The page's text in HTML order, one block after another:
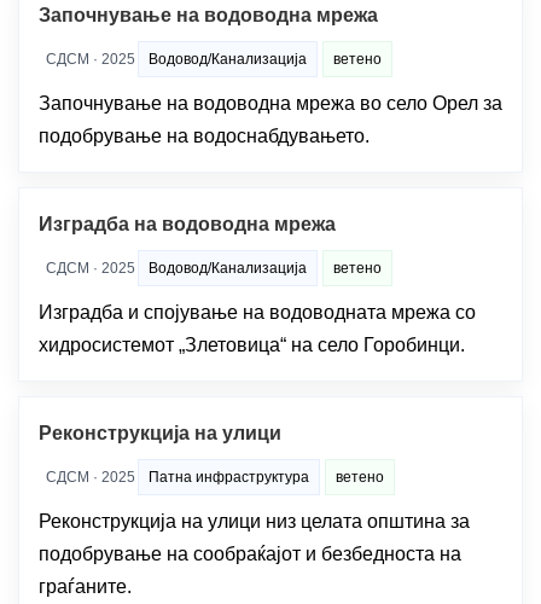
Започнување на водоводна мрежа
СДСМ · 2025 Водовод/Канализација ветено
Започнување на водоводна мрежа во село Орел за
подобрување на водоснабдувањето.
Изградба на водоводна мрежа
СДСМ · 2025 Водовод/Канализација ветено
Изградба и спојување на водоводната мрежа со
хидросистемот „Злетовица“ на село Горобинци.
Реконструкција на улици
СДСМ · 2025 Патна инфраструктура ветено
Реконструкција на улици низ целата општина за
подобрување на сообраќајот и безбедноста на
граѓаните.